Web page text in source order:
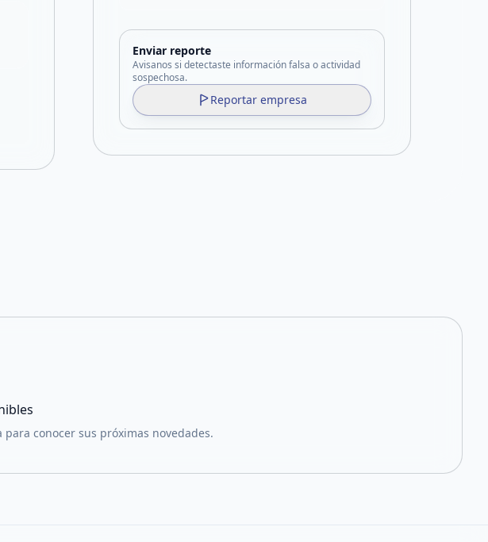
Enviar reporte
Avisanos si detectaste información falsa o actividad
sospechosa.
Reportar empresa
conocer sus próximas novedades.